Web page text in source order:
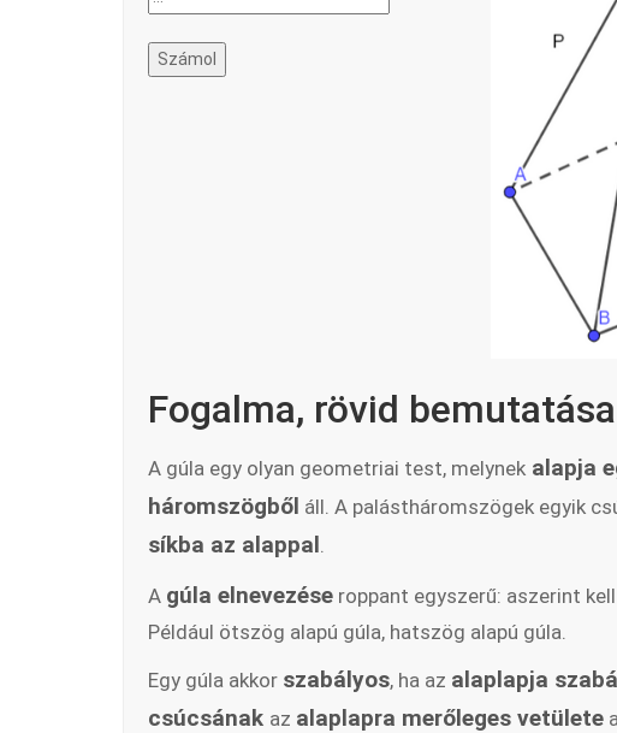
Számol
Fogalma, rövid bemutatása
A gúla egy olyan geometriai test, melynek alapja
háromszögből áll. A palástháromszögek egyik
síkba az alappal.
A gúla elnevezése roppant egyszerű: aszerint
Például ötszög alapú gúla, hatszög alapú gúla.
Egy gúla akkor szabályos, ha az alaplapja
csúcsának az alaplapra merőleges vetülete